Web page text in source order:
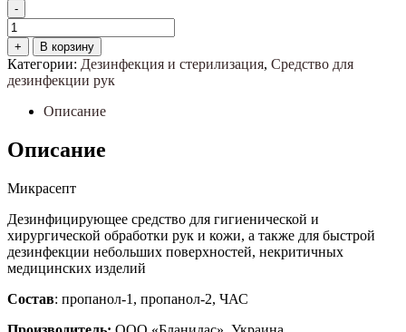
-
Количество
товара
Микрасепт
250
мл
+ В корзину
Категории: Дезинфекция и стерилизация, Средство для
дезинфекции рук
Описание
Описание
Микрасепт
Дезинфицирующее средство для гигиенической и
хирургической обработки рук и кожи, а также для быстрой
дезинфекции небольших поверхностей, некритичных
медицинских изделий
Состав: пропанол-1, пропанол-2, ЧАС